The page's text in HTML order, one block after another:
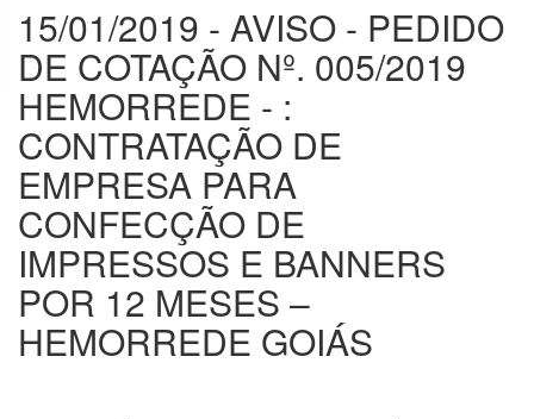
15/01/2019 - AVISO - PEDIDO
DE COTAÇÃO Nº. 005/2019
HEMORREDE - :
CONTRATAÇÃO DE
EMPRESA PARA
CONFECÇÃO DE
IMPRESSOS E BANNERS
POR 12 MESES –
HEMORREDE GOIÁS